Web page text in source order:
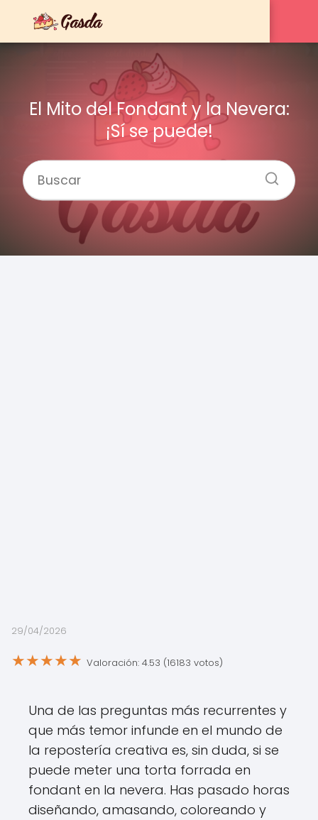
El Mito del Fondant y la Nevera:
¡Sí se puede!
29/04/2026
★★★★★ Valoración: 4.53 (16183 votos)
Una de las preguntas más recurrentes y
que más temor infunde en el mundo de
la repostería creativa es, sin duda, si se
puede meter una torta forrada en
fondant en la nevera. Has pasado horas
diseñando, amasando, coloreando y